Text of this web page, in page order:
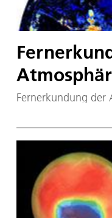
Fernerkundung der